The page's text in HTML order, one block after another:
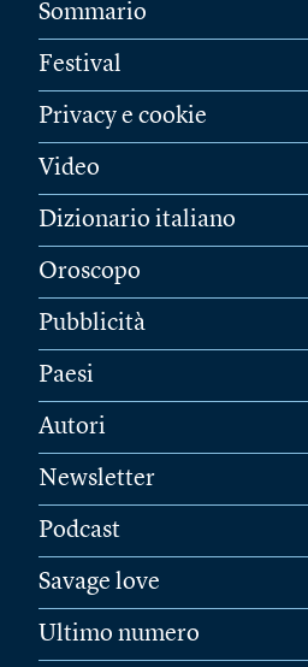
Sommario
Festival
Privacy e cookie
Video
Dizionario italiano
Oroscopo
Pubblicità
Paesi
Autori
Newsletter
Podcast
Savage love
Ultimo numero